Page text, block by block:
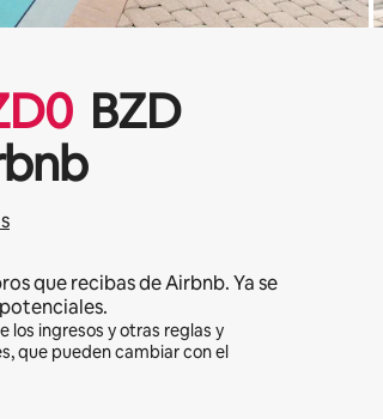
0 BZD
que recibas de Airbnb. Ya se
los ingresos y otras reglas y
que pueden cambiar con el